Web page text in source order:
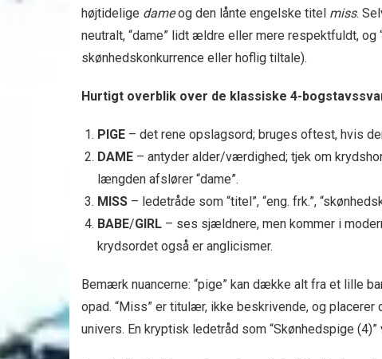
højtidelige dameog den lånte engelske titel miss.
neutralt, “dame” lidt ældre eller mere respektfuldt,
skønhedskonkurrence eller hoflig tiltale).
Hurtigt overblik over de klassiske 4-
PIGE – det rene opslagsord; bruges oftest, hvis
DAME – antyder alder/værdighed; tjek om
længden afslører “dame”.
MISS – ledetråde som “titel”, “eng. frk.”,
BABE/GIRL – ses sjældnere, men kommer i
krydsordet også er anglicismer.
Bemærk nuancerne: “pige” kan dække alt fra et lille
opad. “Miss” er titulær, ikke beskrivende, og
univers. En kryptisk ledetråd som “Skønhedspige